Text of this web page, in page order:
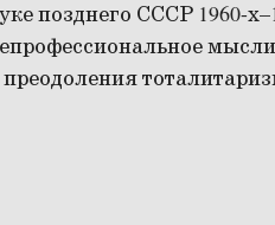
позднего СССР 1960-